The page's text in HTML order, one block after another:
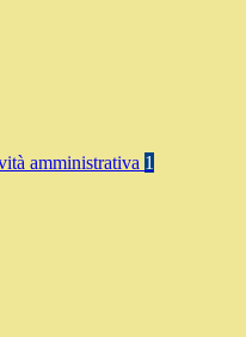
amministrativa 1